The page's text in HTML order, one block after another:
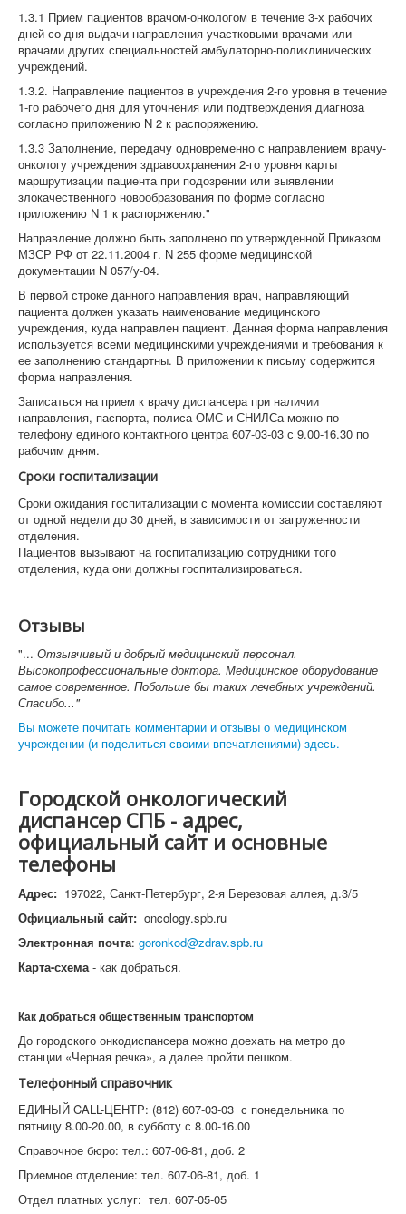
1.3.1 Прием пациентов врачом-онкологом в течение 3-х рабочих
дней со дня выдачи направления участковыми врачами или
врачами других специальностей амбулаторно-поликлинических
учреждений.
1.3.2. Направление пациентов в учреждения 2-го уровня в течение
1-го рабочего дня для уточнения или подтверждения диагноза
согласно приложению N 2 к распоряжению.
1.3.3 Заполнение, передачу одновременно с направлением врачу-
онкологу учреждения здравоохранения 2-го уровня карты
маршрутизации пациента при подозрении или выявлении
злокачественного новообразования по форме согласно
приложению N 1 к распоряжению."
Направление должно быть заполнено по утвержденной Приказом
МЗСР РФ от 22.11.2004 г. N 255 форме медицинской
документации N 057/у-04.
В первой строке данного направления врач, направляющий
пациента должен указать наименование медицинского
учреждения, куда направлен пациент. Данная форма направления
используется всеми медицинскими учреждениями и требования к
ее заполнению стандартны. В приложении к письму содержится
форма направления.
Записаться на прием к врачу диспансера при наличии
направления, паспорта, полиса ОМС и СНИЛСа можно по
телефону единого контактного центра 607-03-03 с 9.00-16.30 по
рабочим дням.
Сроки госпитализации
Сроки ожидания госпитализации с момента комиссии составляют
от одной недели до 30 дней, в зависимости от загруженности
отделения.
Пациентов вызывают на госпитализацию сотрудники того
отделения, куда они должны госпитализироваться.
Отзывы
"... Отзывчивый и добрый медицинский персонал.
Высокопрофессиональные доктора. Медицинское оборудование
самое современное. Побольше бы таких лечебных учреждений.
Спасибо..."
Вы можете почитать комментарии и отзывы о медицинском
учреждении (и поделиться своими впечатлениями) здесь.
Городской онкологический
диспансер СПБ - адрес,
официальный сайт и основные
телефоны
Адрес: 197022, Санкт-Петербург, 2-я Березовая аллея, д.3/5
Официальный сайт: oncology.spb.ru
Электронная почта: goronkod@zdrav.spb.ru
Карта-схема- как добраться.
Как добраться общественным транспортом
До городского онкодиспансера можно доехать на метро до
станции «Черная речка», а далее пройти пешком.
Телефонный справочник
ЕДИНЫЙ CALL-ЦЕНТР: (812) 607-03-03 с понедельника по
пятницу 8.00-20.00, в субботу с 8.00-16.00
Справочное бюро: тел.: 607-06-81, доб. 2
Приемное отделение: тел. 607-06-81, доб. 1
Отдел платных услуг: тел. 607-05-05